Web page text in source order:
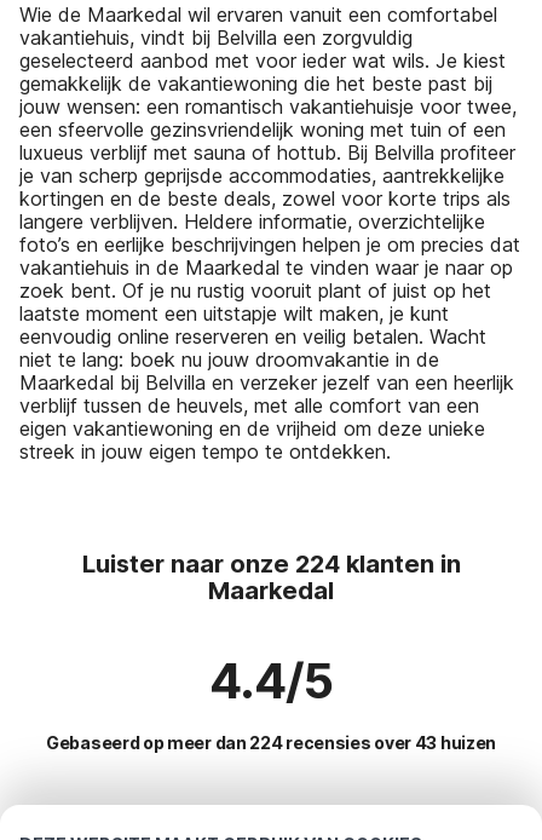
Wie de Maarkedal wil ervaren vanuit een comfortabel
vakantiehuis, vindt bij Belvilla een zorgvuldig
geselecteerd aanbod met voor ieder wat wils. Je kiest
gemakkelijk de vakantiewoning die het beste past bij
jouw wensen: een romantisch vakantiehuisje voor twee,
een sfeervolle gezinsvriendelijk woning met tuin of een
luxueus verblijf met sauna of hottub. Bij Belvilla profiteer
je van scherp geprijsde accommodaties, aantrekkelijke
kortingen en de beste deals, zowel voor korte trips als
langere verblijven. Heldere informatie, overzichtelijke
foto’s en eerlijke beschrijvingen helpen je om precies dat
vakantiehuis in de Maarkedal te vinden waar je naar op
zoek bent. Of je nu rustig vooruit plant of juist op het
laatste moment een uitstapje wilt maken, je kunt
eenvoudig online reserveren en veilig betalen. Wacht
niet te lang: boek nu jouw droomvakantie in de
Maarkedal bij Belvilla en verzeker jezelf van een heerlijk
verblijf tussen de heuvels, met alle comfort van een
eigen vakantiewoning en de vrijheid om deze unieke
streek in jouw eigen tempo te ontdekken.
Luister naar onze 224 klanten in
Maarkedal
4.4/5
Gebaseerd op meer dan 224 recensies over 43 huizen